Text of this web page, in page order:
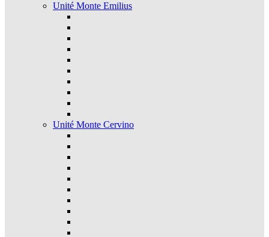
Unité Monte Emilius
Unité Monte Cervino